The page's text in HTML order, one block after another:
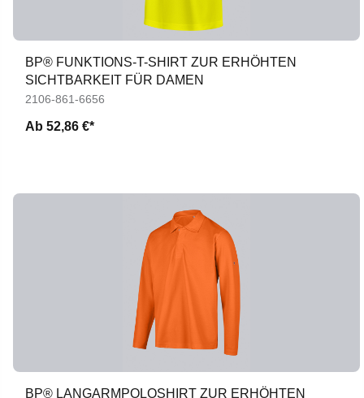
BP® FUNKTIONS-T-SHIRT ZUR ERHÖHTEN
SICHTBARKEIT FÜR DAMEN
2106-861-6656
Ab 52,86 €*
BP® LANGARMPOLOSHIRT ZUR ERHÖHTEN